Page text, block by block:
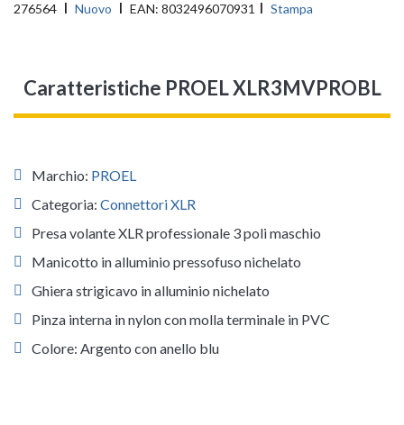
276564 Nuovo EAN: 8032496070931 Stampa
Caratteristiche PROEL XLR3MVPROBL
Marchio: PROEL
Categoria: Connettori XLR
Presa volante XLR professionale 3 poli maschio
Manicotto in alluminio pressofuso nichelato
Ghiera strigicavo in alluminio nichelato
Pinza interna in nylon con molla terminale in PVC
Colore: Argento con anello blu